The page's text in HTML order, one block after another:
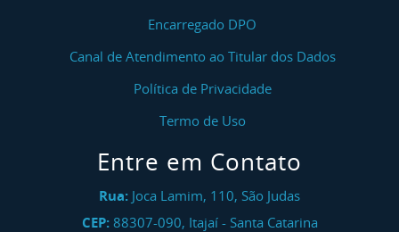
Encarregado DPO
Canal de Atendimento ao Titular dos Dados
Política de Privacidade
Termo de Uso
Entre em Contato
Rua: Joca Lamim, 110, São Judas
CEP: 88307-090, Itajaí- Santa Catarina